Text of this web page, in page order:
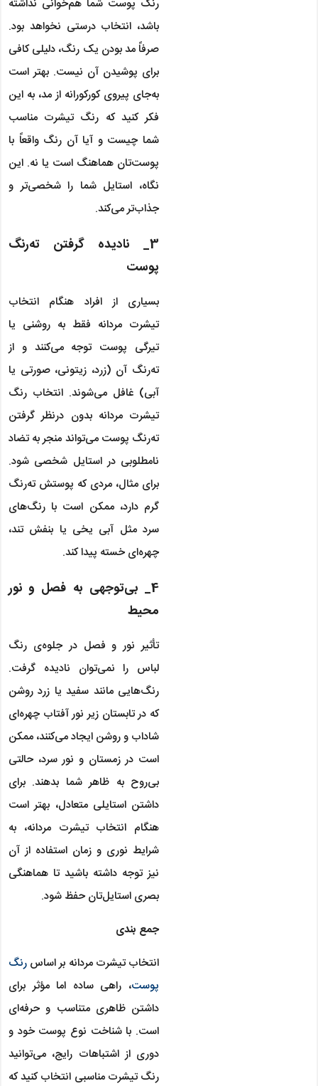
رنگ پوست شما هم‌خوانی نداشته
باشد، انتخاب درستی نخواهد بود.
صرفاً مد بودن یک رنگ، دلیلی کافی
برای پوشیدن آن نیست. بهتر است
به‌جای پیروی کورکورانه از مد، به این
فکر کنید که رنگ تیشرت مناسب
شما چیست و آیا آن رنگ واقعاً با
پوست‌تان هماهنگ است یا نه. این
نگاه، استایل شما را شخصی‌تر و
جذاب‌تر می‌کند.
3_ نادیده گرفتن ته‌رنگ
پوست
بسیاری از افراد هنگام انتخاب
تیشرت مردانه فقط به روشنی یا
تیرگی پوست توجه می‌کنند و از
ته‌رنگ آن (زرد، زیتونی، صورتی یا
آبی) غافل می‌شوند. انتخاب رنگ
تیشرت مردانه بدون درنظر گرفتن
ته‌رنگ پوست می‌تواند منجر به تضاد
نامطلوبی در استایل شخصی شود.
برای مثال، مردی که پوستش ته‌رنگ
گرم دارد، ممکن است با رنگ‌های
سرد مثل آبی یخی یا بنفش تند،
چهره‌ای خسته پیدا کند.
4_ بی‌توجهی به فصل و نور
محیط
تأثیر نور و فصل در جلوه‌ی رنگ
لباس را نمی‌توان نادیده گرفت.
رنگ‌هایی مانند سفید یا زرد روشن
که در تابستان زیر نور آفتاب چهره‌ای
شاداب و روشن ایجاد می‌کنند، ممکن
است در زمستان و نور سرد، حالتی
بی‌روح به ظاهر شما بدهند. برای
داشتن استایلی متعادل، بهتر است
هنگام انتخاب تیشرت مردانه، به
شرایط نوری و زمان استفاده از آن
نیز توجه داشته باشید تا هماهنگی
بصری استایل‌تان حفظ شود.
جمع بندی
انتخاب تیشرت مردانه بر اساس رنگ
پوست، راهی ساده اما مؤثر برای
داشتن ظاهری متناسب و حرفه‌ای
است. با شناخت نوع پوست خود و
دوری از اشتباهات رایج، می‌توانید
رنگ تیشرت مناسبی انتخاب کنید که